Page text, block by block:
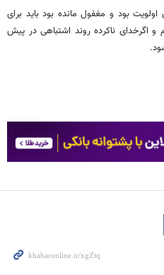
بود و مغفول مانده بود باید برای
اگرخدای ناکرده روند اشتباهی در پیش